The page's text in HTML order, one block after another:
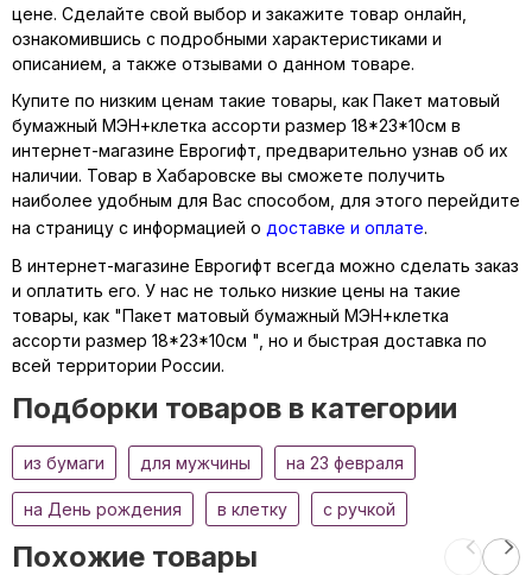
цене. Сделайте свой выбор и закажите товар онлайн,
ознакомившись с подробными характеристиками и
описанием, а также отзывами о данном товаре.
Купите по низким ценам такие товары, как Пакет матовый
бумажный МЭН+клетка ассорти размер 18*23*10см в
интернет-магазине Еврогифт, предварительно узнав об их
наличии. Товар в Хабаровске вы сможете получить
наиболее удобным для Вас способом, для этого перейдите
на страницу с информацией о доставке и оплате.
В интернет-магазине Еврогифт всегда можно сделать заказ
и оплатить его. У нас не только низкие цены на такие
товары, как "Пакет матовый бумажный МЭН+клетка
ассорти размер 18*23*10см ", но и быстрая доставка по
всей территории России.
Подборки товаров в категории
из бумаги для мужчины на 23 февраля
на День рождения в клетку с ручкой
Похожие товары